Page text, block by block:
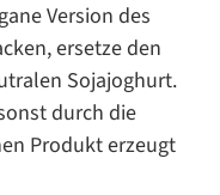
Version des
ersetze den
Sojajoghurt.
durch die
Produkt erzeugt